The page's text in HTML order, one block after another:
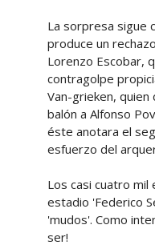
La sorpresa sigue
produce un
Lorenzo Escobar,
contragolpe
Van-grieken,
balón a Alfonso
éste anotara el
esfuerzo del
Los casi cuatro
estadio 'Federico
'mudos'. Como
ser!